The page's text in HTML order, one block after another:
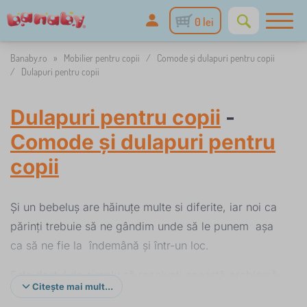
0 lei
Banaby.ro » Mobilier pentru copii /
Comode și dulapuri pentru copii
/
Dulapuri pentru copii
Dulapuri pentru copii -
Comode și dulapuri pentru
copii
Și un bebeluș are hăinuțe multe si diferite, iar noi ca
părinți trebuie să ne gândim unde să le punem așa
ca să ne fie la îndemână și într-un loc.
Este destul de simplu să rezolvati această problemă.
Tot ce trebuie să faceți este să achizitionati un dulap
Citește mai mult...